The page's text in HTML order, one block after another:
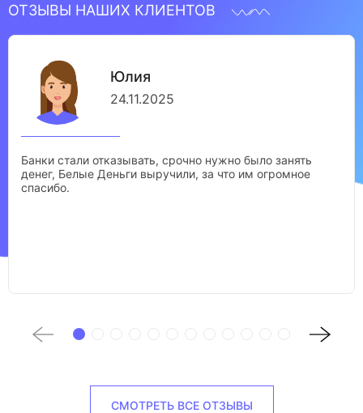
ОТЗЫВЫ НАШИХ КЛИЕНТОВ
Юлия
24.11.2025
Банки стали отказывать, срочно нужно было занять
денег, Белые Деньги выручили, за что им огромное
спасибо.
СМОТРЕТЬ ВСЕ ОТЗЫВЫ